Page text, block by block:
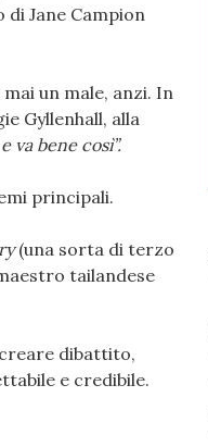
di Jane Campion
un male, anzi. In
Gyllenhall, alla
va bene così”.
principali.
(una sorta di terzo
tailandese
dibattito,
e credibile.